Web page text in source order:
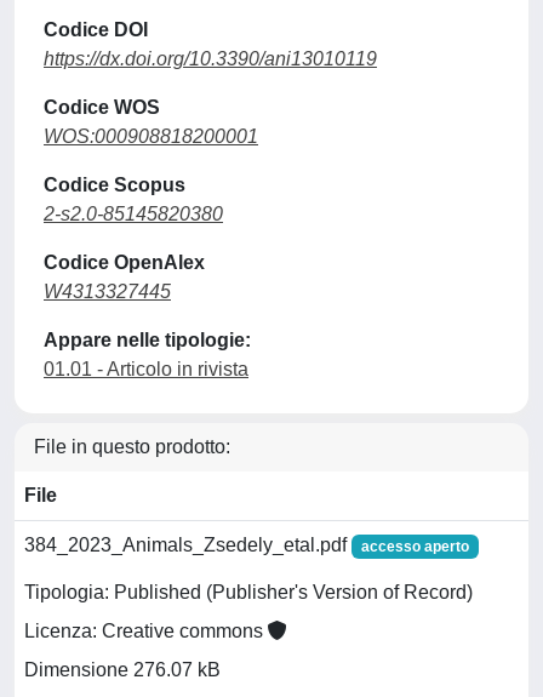
Codice DOI
https://dx.doi.org/10.3390/ani13010119
Codice WOS
WOS:000908818200001
Codice Scopus
2-s2.0-85145820380
Codice OpenAlex
W4313327445
Appare nelle tipologie:
01.01 - Articolo in rivista
File in questo prodotto:
File
384_2023_Animals_Zsedely_etal.pdf accesso aperto
Tipologia: Published (Publisher's Version of Record)
Licenza: Creative commons
Dimensione 276.07 kB